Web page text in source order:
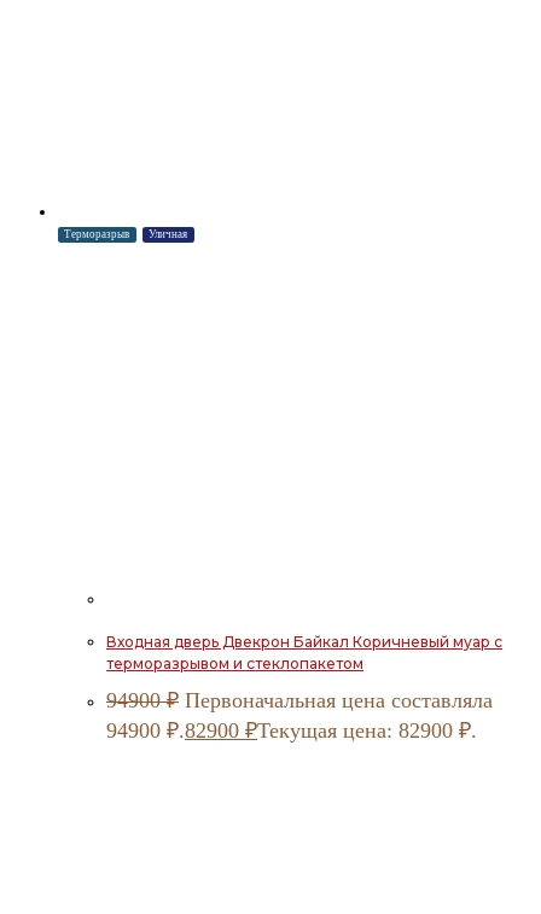
Терморазрыв Уличная
Входная дверь Двекрон Байкал Коричневый муар с
терморазрывом и стеклопакетом
94900₽ Первоначальная цена составляла
94900 ₽.82900 ₽Текущая цена: 82900 ₽.